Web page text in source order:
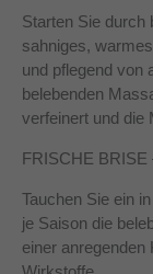
Starten Sie durch
sahniges,
und pflegend von
belebenden
verfeinert und die
FRISCHE BRISE
Tauchen Sie ein
je Saison die
einer